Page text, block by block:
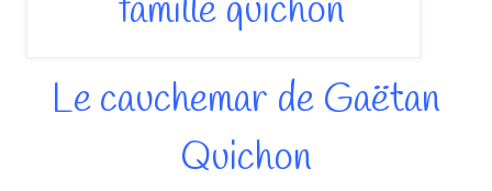
Le cauchemar de Gaëtan
Quichon